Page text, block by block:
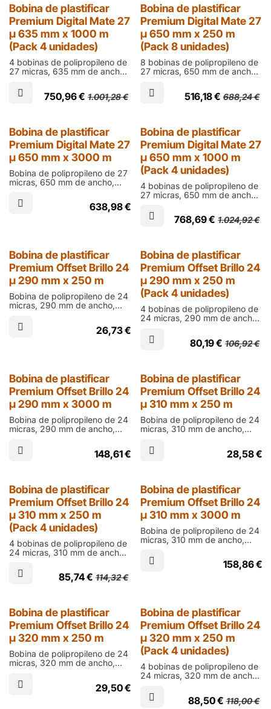
25% Dto.
Bobina de plastificar
Premium Digital Mate 27
µ 635 mm x 1000 m
(Pack 4 unidades)
4 bobinas de polipropileno de
27 micras, 635 mm de ancho,
mm en acabado mate para
laminar documentos impresos
750,96€ 1.001,28€
25% Dto.
Bobina de plastificar
Premium Digital Mate 27
µ 650 mm x 250 m
(Pack 8 unidades)
8 bobinas de polipropileno de
27 micras, 650 mm de ancho,
mm en acabado mate para
laminar documentos impresos
516,18€ 688,24€
Bobina de plastificar
Premium Digital Mate 27
µ 650 mm x 3000 m
Bobina de polipropileno de 27
micras, 650 mm de ancho,
mm en acabado mate para
laminar documentos impresos
638,98€
25% Dto.
Bobina de plastificar
Premium Digital Mate 27
µ 650 mm x 1000 m
(Pack 4 unidades)
4 bobinas de polipropileno de
27 micras, 650 mm de ancho,
mm en acabado mate para
laminar documentos impresos
768,69€ 1.024,92€
Bobina de plastificar
Premium Offset Brillo 24
µ 290 mm x 250 m
Bobina de polipropileno de 24
micras, 290 mm de ancho,
mm en acabado brillo para
laminar documentos impresos
26,73€
25% Dto.
Bobina de plastificar
Premium Offset Brillo 24
µ 290 mm x 250 m
(Pack 4 unidades)
4 bobinas de polipropileno de
24 micras, 290 mm de ancho,
mm en acabado brillo para
laminar documentos impresos
80,19€ 106,92€
Bobina de plastificar
Premium Offset Brillo 24
µ 290 mm x 3000 m
Bobina de polipropileno de 24
micras, 290 mm de ancho,
mm en acabado brillo para
laminar documentos impresos
148,61€
Bobina de plastificar
Premium Offset Brillo 24
µ 310 mm x 250 m
Bobina de polipropileno de 24
micras, 310 mm de ancho,
mm en acabado brillo para
laminar documentos impresos
28,58€
25% Dto.
Bobina de plastificar
Premium Offset Brillo 24
µ 310 mm x 250 m
(Pack 4 unidades)
4 bobinas de polipropileno de
24 micras, 310 mm de ancho,
mm en acabado brillo para
laminar documentos impresos
85,74€ 114,32€
Bobina de plastificar
Premium Offset Brillo 24
µ 310 mm x 3000 m
Bobina de polipropileno de 24
micras, 310 mm de ancho,
mm en acabado brillo para
laminar documentos impresos
158,86€
Bobina de plastificar
Premium Offset Brillo 24
µ 320 mm x 250 m
Bobina de polipropileno de 24
micras, 320 mm de ancho,
mm en acabado brillo para
laminar documentos impresos
29,50€
25% Dto.
Bobina de plastificar
Premium Offset Brillo 24
µ 320 mm x 250 m
(Pack 4 unidades)
4 bobinas de polipropileno de
24 micras, 320 mm de ancho,
mm en acabado brillo para
laminar documentos impresos
88,50€ 118,00€